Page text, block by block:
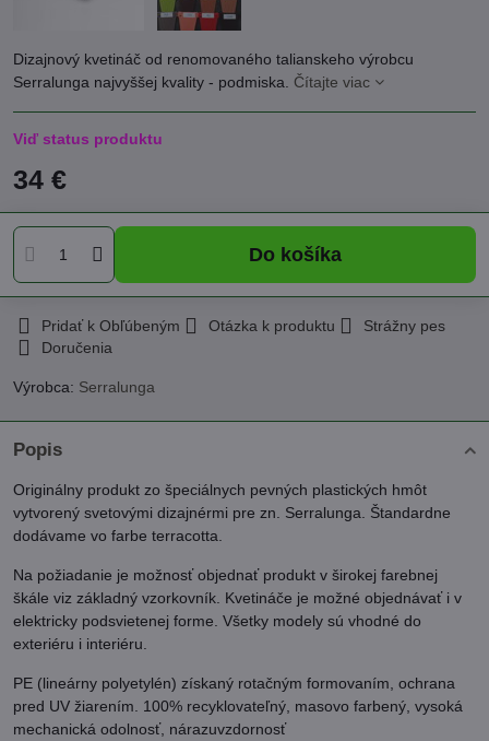
Dizajnový kvetináč od renomovaného talianskeho výrobcu
Serralunga najvyššej kvality - podmiska. Čítajte viac
Viď status produktu
34 €
Do košíka
Pridať k Obľúbeným Otázka k produktu
Strážny pes
Doručenia
Výrobca: Serralunga
Popis
Originálny produkt zo špeciálnych pevných plastických hmôt
vytvorený svetovými dizajnérmi pre zn. Serralunga. Štandardne
dodávame vo farbe terracotta.
Na požiadanie je možnosť objednať produkt v širokej farebnej
škále viz základný vzorkovník. Kvetináče je možné objednávať i v
elektricky podsvietenej forme. Všetky modely sú vhodné do
exteriéru i interiéru.
PE (lineárny polyetylén) získaný rotačným formovaním, ochrana
pred UV žiarením. 100% recyklovateľný, masovo farbený, vysoká
mechanická odolnosť, nárazuvzdornosť